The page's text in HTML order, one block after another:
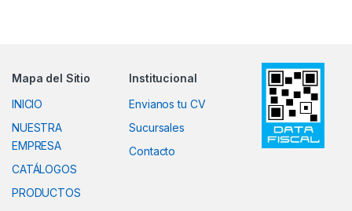
Mapa del Sitio
INICIO
NUESTRA
EMPRESA
CATÁLOGOS
PRODUCTOS
Institucional
Envianos tu CV
Sucursales
Contacto